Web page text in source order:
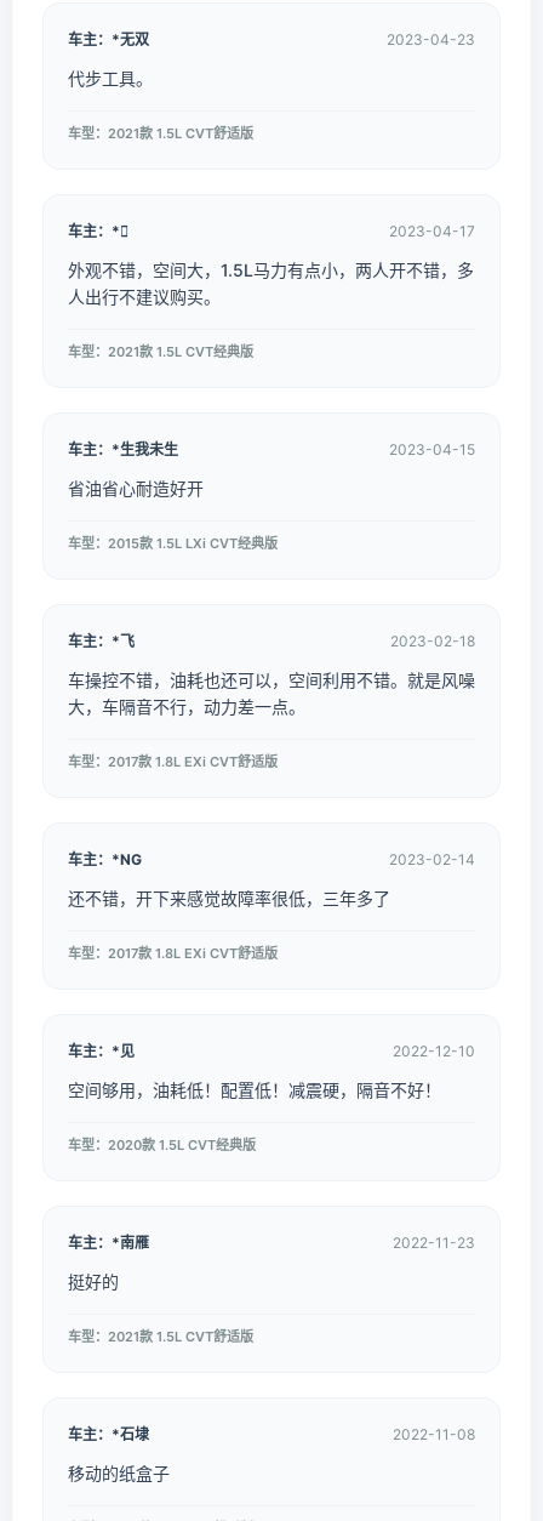
车主：*无双 2023-04-23
代步工具。
车型：2021款 1.5L CVT舒适版
车主：* 2023-04-17
外观不错，空间大，1.5L马力有点小，两人开不错，多
人出行不建议购买。
车型：2021款 1.5L CVT经典版
车主：*生我未生 2023-04-15
省油省心耐造好开
车型：2015款 1.5L LXi CVT经典版
车主：*飞 2023-02-18
车操控不错，油耗也还可以，空间利用不错。就是风噪
大，车隔音不行，动力差一点。
车型：2017款 1.8L EXi CVT舒适版
车主：*NG 2023-02-14
还不错，开下来感觉故障率很低，三年多了
车型：2017款 1.8L EXi CVT舒适版
车主：*见 2022-12-10
空间够用，油耗低！配置低！减震硬，隔音不好！
车型：2020款 1.5L CVT经典版
车主：*南雁 2022-11-23
挺好的
车型：2021款 1.5L CVT舒适版
车主：*石埭 2022-11-08
移动的纸盒子